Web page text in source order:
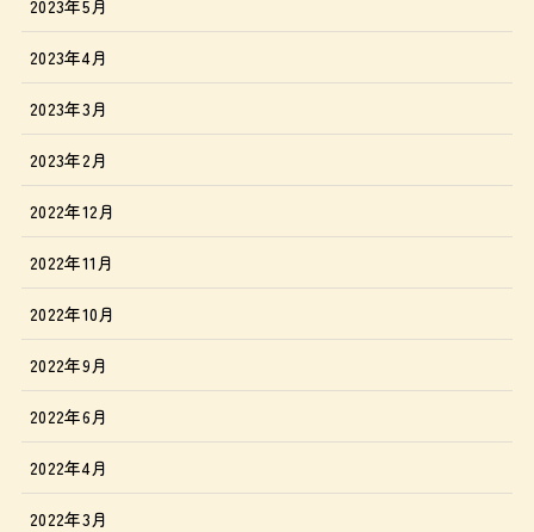
2023年5月
2023年4月
2023年3月
2023年2月
2022年12月
2022年11月
2022年10月
2022年9月
2022年6月
2022年4月
2022年3月